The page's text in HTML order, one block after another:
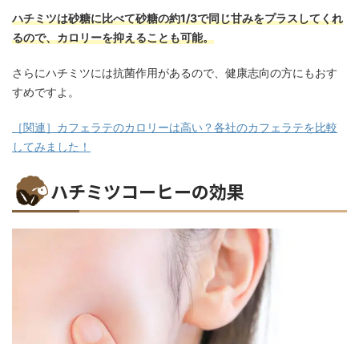
ハチミツは砂糖に比べて砂糖の約1/3で同じ甘みをプラスしてくれ
るので、カロリーを抑えることも可能。
さらにハチミツには抗菌作用があるので、健康志向の方にもおす
すめですよ。
［関連］カフェラテのカロリーは高い？各社のカフェラテを比較
してみました！
ハチミツコーヒーの効果